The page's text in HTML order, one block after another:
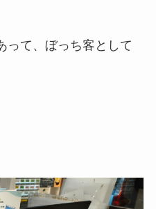
って、ぼっち客として